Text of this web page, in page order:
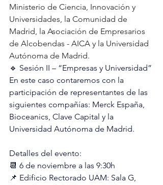
Ministerio de Ciencia, Innovación y
Universidades, la Comunidad de
Madrid, la Asociación de Empresarios
de Alcobendas - AICA y la Universidad
Autónoma de Madrid.
🔹 Sesión II – “Empresas y Universidad”
En este caso contaremos con la
participación de representantes de las
siguientes compañías: Merck España,
Bioceanics, Clave Capital y la
Universidad Autónoma de Madrid.
Detalles del evento:
📆 6 de noviembre a las 9:30h
📌 Edificio Rectorado UAM: Sala G,